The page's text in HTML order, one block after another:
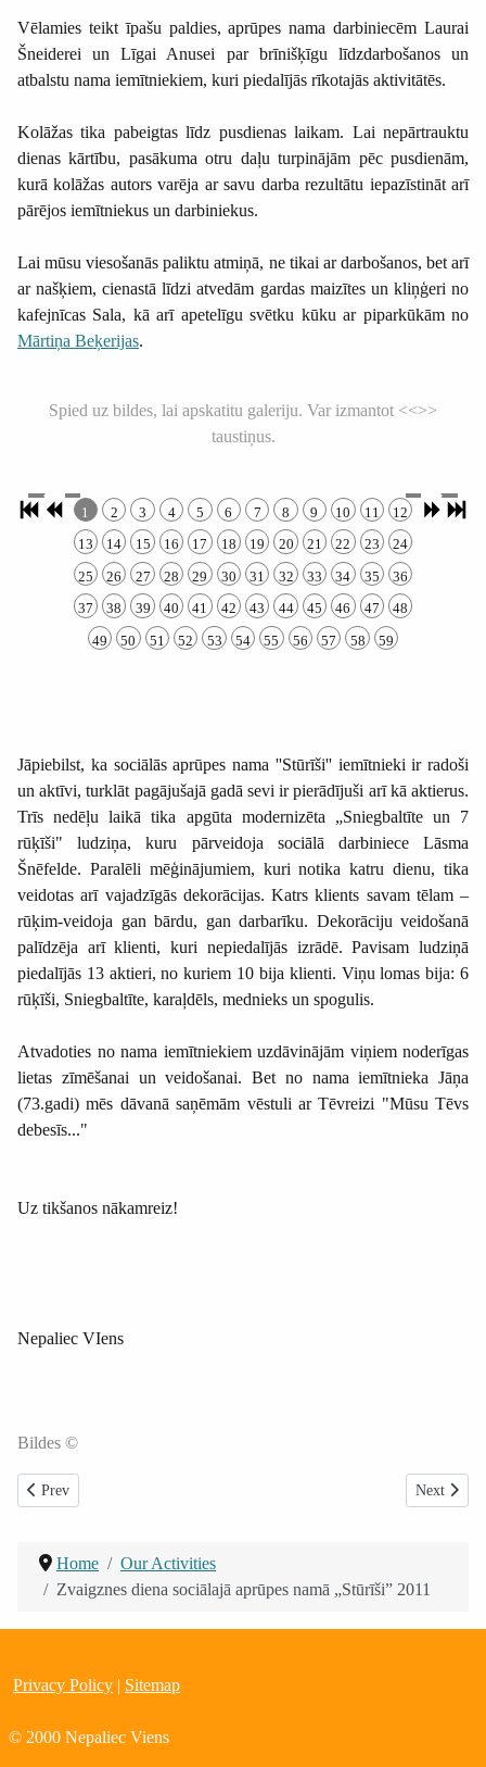
Vēlamies teikt īpašu paldies, aprūpes nama darbiniecēm Laurai
Šneiderei un Līgai Anusei par brīnišķīgu līdzdarbošanos un
atbalstu nama iemītniekiem, kuri piedalījās rīkotajās aktivitātēs.
Kolāžas tika pabeigtas līdz pusdienas laikam. Lai nepārtrauktu
dienas kārtību, pasākuma otru daļu turpinājām pēc pusdienām,
kurā kolāžas autors varēja ar savu darba rezultātu iepazīstināt arī
pārējos iemītniekus un darbiniekus.
Lai mūsu viesošanās paliktu atmiņā, ne tikai ar darbošanos, bet arī
ar našķiem, cienastā līdzi atvedām gardas maizītes un kliņģeri no
kafejnīcas Sala, kā arī apetelīgu svētku kūku ar piparkūkām no
Mārtiņa Beķerijas.
Spied uz bildes, lai apskatitu galeriju. Var izmantot <<>>
taustiņus.
1 2 3 4 5 6 7 8 9 10 11
12
13
14 15 16 17 18 19 20 21 22 23
24
25
26 27 28 29 30 31 32 33 34 35
36
37
38 39 40 41 42 43 44 45 46 47
48
49
50 51 52 53 54 55 56 57 58 59
Jāpiebilst, ka sociālās aprūpes nama ''Stūrīši'' iemītnieki ir radoši
un aktīvi, turklāt pagājušajā gadā sevi ir pierādījuši arī kā aktierus.
Trīs nedēļu laikā tika apgūta modernizēta „Sniegbaltīte un 7
rūķīši" ludziņa, kuru pārveidoja sociālā darbiniece Lāsma
Šnēfelde. Paralēli mēģinājumiem, kuri notika katru dienu, tika
veidotas arī vajadzīgās dekorācijas. Katrs klients savam tēlam –
rūķim-veidoja gan bārdu, gan darbarīku. Dekorāciju veidošanā
palīdzēja arī klienti, kuri nepiedalījās izrādē. Pavisam ludziņā
piedalījās 13 aktieri, no kuriem 10 bija klienti. Viņu lomas bija: 6
rūķīši, Sniegbaltīte, karaļdēls, mednieks un spogulis.
Atvadoties no nama iemītniekiem uzdāvinājām viņiem noderīgas
lietas zīmēšanai un veidošanai. Bet no nama iemītnieka Jāņa
(73.gadi) mēs dāvanā saņēmām vēstuli ar Tēvreizi "Mūsu Tēvs
debesīs..."
Uz tikšanos nākamreiz!
Nepaliec VIens
Bildes ©
Previous article: Ventspils bērnu nama “Selga” bērnu ceļojums
Prev Next
Next
Home
Our Activities
Zvaigznes diena sociālajā aprūpes namā „Stūrīši” 2011
Privacy Policy | Sitemap
© 2000 Nepaliec Viens